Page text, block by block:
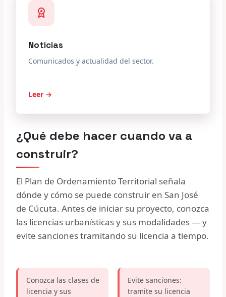
Noticias
Comunicados y actualidad del sector.
Leer →
¿Qué debe hacer cuando va a
construir?
El Plan de Ordenamiento Territorial señala
dónde y cómo se puede construir en San José
de Cúcuta. Antes de iniciar su proyecto, conozca
las licencias urbanísticas y sus modalidades — y
evite sanciones tramitando su licencia a tiempo.
Conozca las clases de
licencia y sus
Evite sanciones:
tramite su licencia